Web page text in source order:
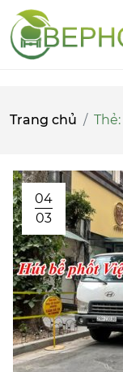
Trang chủ Thẻ:
04
03